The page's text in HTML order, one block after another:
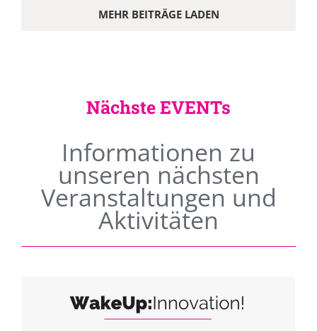
MEHR BEITRÄGE LADEN
Nächste EVENTs
Informationen zu
unseren nächsten
Veranstaltungen und
Aktivitäten